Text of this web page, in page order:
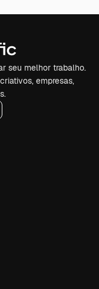
seu melhor trabalho.
empresas,